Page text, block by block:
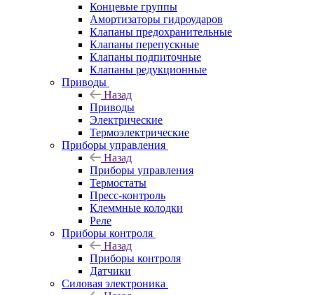
Концевые группы
Амортизаторы гидроударов
Клапаны предохранительные
Клапаны перепускные
Клапаны подпиточные
Клапаны редукционные
Приводы
Назад
Приводы
Электрические
Термоэлектрические
Приборы управления
Назад
Приборы управления
Термостаты
Пресс-контроль
Клеммные колодки
Реле
Приборы контроля
Назад
Приборы контроля
Датчики
Силовая электроника